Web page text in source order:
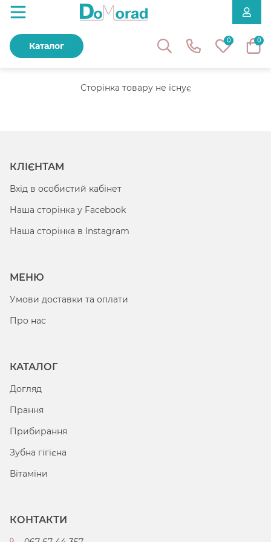
0 0
Каталог
Сторінка товару не існує
КЛІЄНТАМ
Вхід в особистий кабінет
Наша сторінка у Facebook
Наша сторінка в Instagram
МЕНЮ
Умови доставки та оплати
Про нас
КАТАЛОГ
Догляд
Прання
Прибирання
Зубна гігієна
Вітаміни
КОНТАКТИ